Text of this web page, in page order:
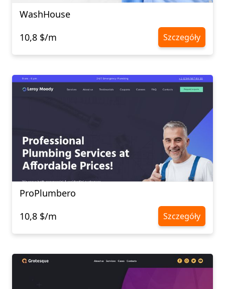
WashHouse
10,8 $/m
Szczegóły
ProPlumbero
10,8 $/m
Szczegóły